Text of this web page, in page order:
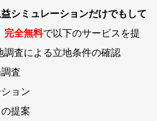
シミュレーションだけでもして
完全無料で以下のサービスを提
査による立地条件の確認
査
ョン
提案